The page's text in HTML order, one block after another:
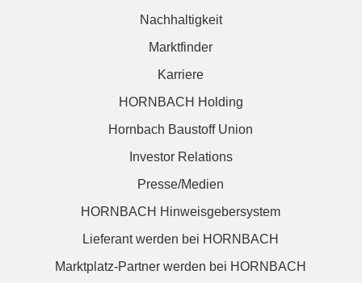
Nachhaltigkeit
Marktfinder
Karriere
HORNBACH Holding
Hornbach Baustoff Union
Investor Relations
Presse/Medien
HORNBACH Hinweisgebersystem
Lieferant werden bei HORNBACH
Marktplatz-Partner werden bei HORNBACH